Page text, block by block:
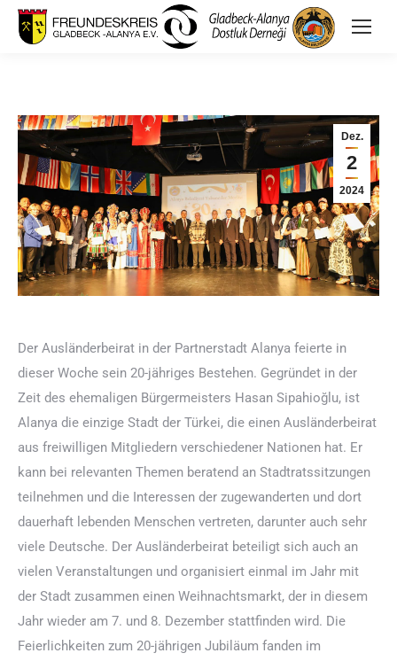
Dez.
2
2024
Der Ausländerbeirat in der Partnerstadt Alanya feierte in
dieser Woche sein 20-jähriges Bestehen. Gegründet in der
Zeit des ehemaligen Bürgermeisters Hasan Sipahioğlu, ist
Alanya die einzige Stadt der Türkei, die einen Ausländerbeirat
aus freiwilligen Mitgliedern verschiedener Nationen hat. Er
kann bei relevanten Themen beratend an Stadtratssitzungen
teilnehmen und die Interessen der zugewanderten und dort
dauerhaft lebenden Menschen vertreten, darunter auch sehr
viele Deutsche. Der Ausländerbeirat beteiligt sich auch an
vielen Veranstaltungen und organisiert einmal im Jahr mit
der Stadt zusammen einen Weihnachtsmarkt, der in diesem
Jahr wieder am 7. und 8. Dezember stattfinden wird. Die
Feierlichkeiten zum 20-jährigen Jubiläum fanden im